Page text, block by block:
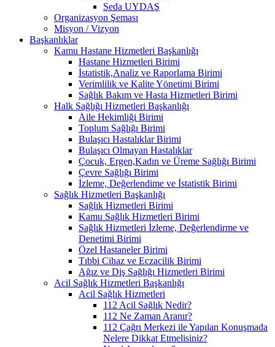
Seda UYDAŞ
Organizasyon Şeması
Misyon / Vizyon
Başkanlıklar
Kamu Hastane Hizmetleri Başkanlığı
Hastane Hizmetleri Birimi
İstatistik,Analiz ve Raporlama Birimi
Verimlilik ve Kalite Yönetimi Birimi
Sağlık Bakım ve Hasta Hizmetleri Birimi
Halk Sağlığı Hizmetleri Başkanlığı
Aile Hekimliği Birimi
Toplum Sağlığı Birimi
Bulaşıcı Hastalıklar Birimi
Bulaşıcı Olmayan Hastalıklar
Çocuk, Ergen,Kadın ve Üreme Sağlığı Birimi
Çevre Sağlığı Birimi
İzleme, Değerlendime ve İstatistik Birimi
Sağlık Hizmetleri Başkanlığı
Sağlık Hizmetleri Birimi
Kamu Sağlık Hizmetleri Birimi
Sağlık Hizmetleri İzleme, Değerlendirme ve
Denetimi Birimi
Özel Hastaneler Birimi
Tıbbi Cihaz ve Eczacilik Birimi
Ağız ve Diş Sağlığı Hizmetleri Birimi
Acil Sağlık Hizmetleri Başkanlığı
Acil Sağlık Hizmetleri
112 Acil Sağlık Nedir?
112 Ne Zaman Aranır?
112 Çağrı Merkezi ile Yapılan Konuşmada
Nelere Dikkat Etmelisiniz?